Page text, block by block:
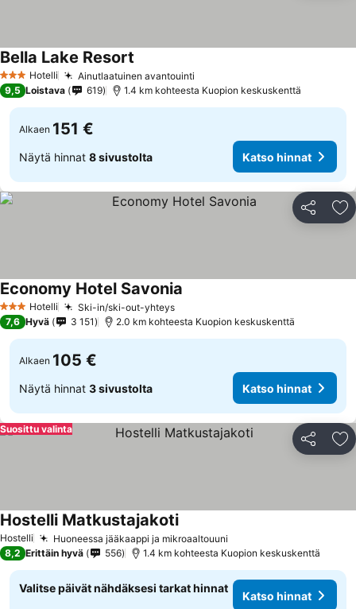
3 Tähtiluokitus
Hotelli Ainutlaatuinen avantouinti
Bella Lake Resort
9,5 Loistava 619 1.4 km kohteesta Kuopion keskuskenttä
Alkaen 151 €
Näytä hinnat 8 sivustolta Katso hinnat
Jaa
3 Tähtiluokitus
Hotelli Ski-in/ski-out-yhteysKatso hinnat
Economy Hotel Savonia
7,6 Hyvä 3 151 2.0 km kohteesta Kuopion keskuskenttä
Alkaen 105 €
Näytä hinnat 3 sivustolta Katso hinnat
Jaa
Suosittu valinta
Hostelli Huoneessa jääkaappi ja mikroaaltouuni
Hostelli MatkustajakotiKatso hinnat
8,2 Erittäin hyvä 556 1.4 km kohteesta Kuopion keskuskenttä
Valitse päivät nähdäksesi tarkat hinnat
Katso hinnat